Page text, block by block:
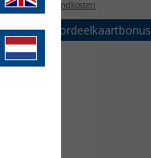
BTWplus verzendkosten
tot 5% voordeelkaartbonus